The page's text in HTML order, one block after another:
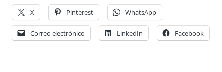
X Pinterest WhatsApp
Correo electrónico LinkedIn Facebook